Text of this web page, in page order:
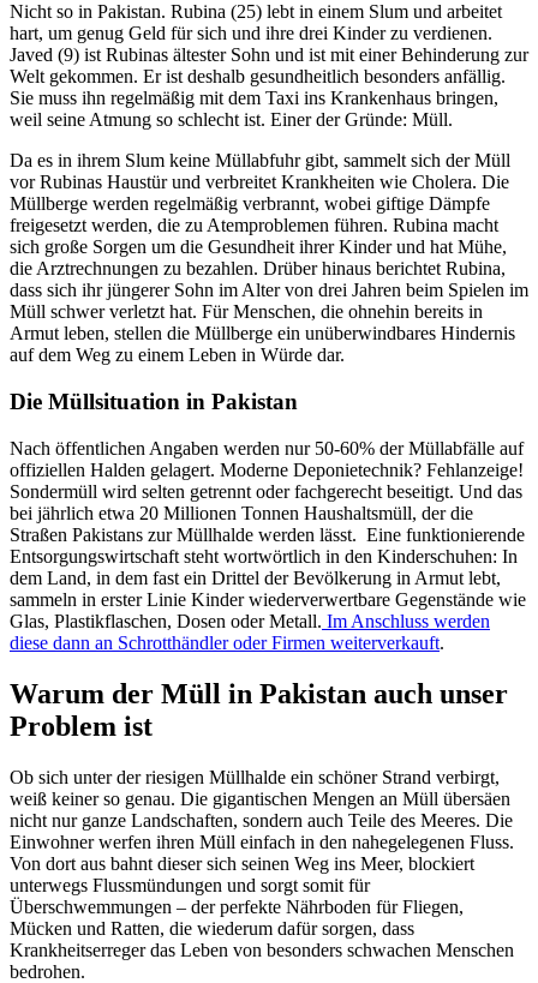
Nicht so in Pakistan. Rubina (25) lebt in einem Slum und arbeitet
hart, um genug Geld für sich und ihre drei Kinder zu verdienen.
Javed (9) ist Rubinas ältester Sohn und ist mit einer Behinderung zur
Welt gekommen. Er ist deshalb gesundheitlich besonders anfällig.
Sie muss ihn regelmäßig mit dem Taxi ins Krankenhaus bringen,
weil seine Atmung so schlecht ist. Einer der Gründe: Müll.
Da es in ihrem Slum keine Müllabfuhr gibt, sammelt sich der Müll
vor Rubinas Haustür und verbreitet Krankheiten wie Cholera. Die
Müllberge werden regelmäßig verbrannt, wobei giftige Dämpfe
freigesetzt werden, die zu Atemproblemen führen. Rubina macht
sich große Sorgen um die Gesundheit ihrer Kinder und hat Mühe,
die Arztrechnungen zu bezahlen. Drüber hinaus berichtet Rubina,
dass sich ihr jüngerer Sohn im Alter von drei Jahren beim Spielen im
Müll schwer verletzt hat. Für Menschen, die ohnehin bereits in
Armut leben, stellen die Müllberge ein unüberwindbares Hindernis
auf dem Weg zu einem Leben in Würde dar.
Die Müllsituation in Pakistan
Nach öffentlichen Angaben werden nur 50-60% der Müllabfälle auf
offiziellen Halden gelagert. Moderne Deponietechnik? Fehlanzeige!
Sondermüll wird selten getrennt oder fachgerecht beseitigt. Und das
bei jährlich etwa 20 Millionen Tonnen Haushaltsmüll, der die
Straßen Pakistans zur Müllhalde werden lässt. Eine funktionierende
Entsorgungswirtschaft steht wortwörtlich in den Kinderschuhen: In
dem Land, in dem fast ein Drittel der Bevölkerung in Armut lebt,
sammeln in erster Linie Kinder wiederverwertbare Gegenstände wie
Glas, Plastikflaschen, Dosen oder Metall. Im Anschluss werden
diese dann an Schrotthändler oder Firmen weiterverkauft.
Warum der Müll in Pakistan auch unser
Problem ist
Ob sich unter der riesigen Müllhalde ein schöner Strand verbirgt,
weiß keiner so genau. Die gigantischen Mengen an Müll übersäen
nicht nur ganze Landschaften, sondern auch Teile des Meeres. Die
Einwohner werfen ihren Müll einfach in den nahegelegenen Fluss.
Von dort aus bahnt dieser sich seinen Weg ins Meer, blockiert
unterwegs Flussmündungen und sorgt somit für
Überschwemmungen – der perfekte Nährboden für Fliegen,
Mücken und Ratten, die wiederum dafür sorgen, dass
Krankheitserreger das Leben von besonders schwachen Menschen
bedrohen.